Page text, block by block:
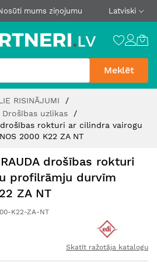
mums ziņojumu Latviski
Meklēt
RISINĀJUMI
Drošības uzlikas
drošības rokturi ar cilindra vairogu
2000 K22 ZA NT
drošības rokturi
profilrāmju durvīm
ZA NT
K22-ZA-NT
Skatīt ražotāja katalogu